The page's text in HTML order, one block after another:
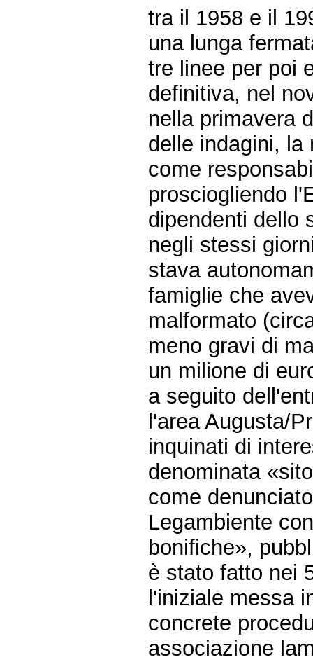
tra il 1958 e il
una lunga
tre linee per poi
definitiva, nel
nella primavera
delle indagini, la
come
prosciogliendo
dipendenti dello
negli stessi
stava
famiglie che
malformato
meno gravi di
un milione di
a seguito
l'area Augusta/
inquinati di
denominata
come
Legambiente
bonifiche»,
è stato fatto nei
l'iniziale messa
concrete
associazione